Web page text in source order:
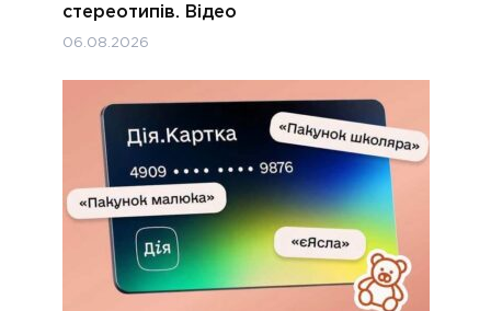
стереотипів. Відео
06.08.2026